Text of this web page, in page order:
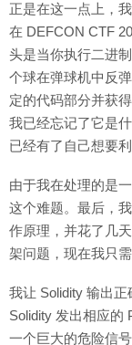
正是在这一点上，
在 DEFCON CTF
头是当你执行二进
个球在弹球机中反
定的代码部分并获
我已经忘记了它是
已经有了自己想要利
由于我在处理的是
这个难题。最后，
作原理，并花了几
架问题，现在我只
我让 Solidity 输出
Solidity 发出相应的
一个巨大的危险信